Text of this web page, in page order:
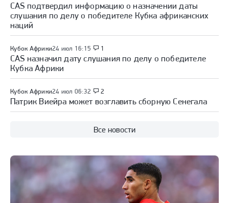
CAS подтвердил информацию о назначении даты
слушания по делу о победителе Кубка африканских
наций
Кубок Африки24 июл 16:15 1
CAS назначил дату слушания по делу о победителе
Кубка Африки
Кубок Африки24 июл 06:32 2
Патрик Виейра может возглавить сборную Сенегала
Все новости